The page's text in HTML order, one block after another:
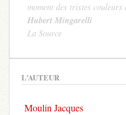
moment des tristes
Hubert Mingarelli
La Source
L’AUTEUR
Moulin Jacques